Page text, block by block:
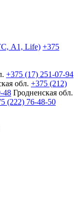
A1, Life) +375
+375 (17) 251-07-94
обл. +375 (212)
48 Гродненская обл.
(222) 76-48-50